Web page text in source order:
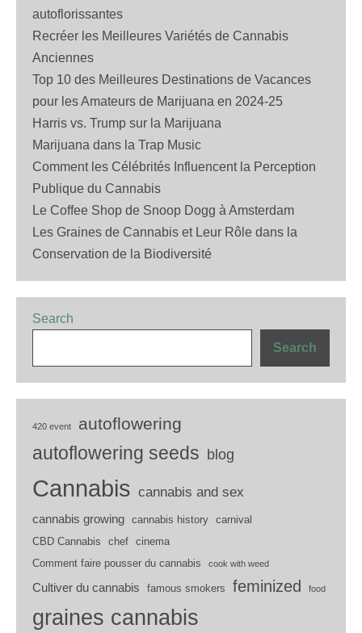
autoflorissantes
Recréer les Meilleures Variétés de Cannabis
Anciennes
Top 10 des Meilleures Destinations de Vacances
pour les Amateurs de Marijuana en 2024-25
Harris vs. Trump sur la Marijuana
Marijuana dans la Trap Music
Comment les Célébrités Influencent la Perception
Publique du Cannabis
Le Coffee Shop de Snoop Dogg à Amsterdam
Les Graines de Cannabis et Leur Rôle dans la
Conservation de la Biodiversité
Search
Search
420 event autoflowering
autoflowering seeds blog
Cannabis cannabis and sex
cannabis growing cannabis history carnival
CBD Cannabis
chef cinema
Comment faire pousser du cannabis
cook with weed
Cultiver du cannabis famous smokers feminized food
graines cannabis